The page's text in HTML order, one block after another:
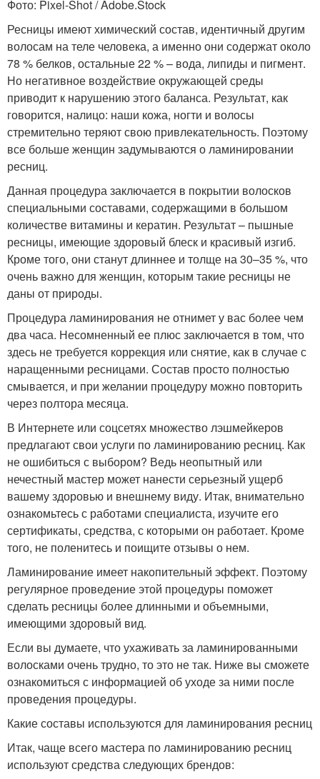
Фото: Pixel-Shot / Adobe.Stock
Ресницы имеют химический состав, идентичный другим
волосам на теле человека, а именно они содержат около
78 % белков, остальные 22 % – вода, липиды и пигмент.
Но негативное воздействие окружающей среды
приводит к нарушению этого баланса. Результат, как
говорится, налицо: наши кожа, ногти и волосы
стремительно теряют свою привлекательность. Поэтому
все больше женщин задумываются о ламинировании
ресниц.
Данная процедура заключается в покрытии волосков
специальными составами, содержащими в большом
количестве витамины и кератин. Результат – пышные
ресницы, имеющие здоровый блеск и красивый изгиб.
Кроме того, они станут длиннее и толще на 30–35 %, что
очень важно для женщин, которым такие ресницы не
даны от природы.
Процедура ламинирования не отнимет у вас более чем
два часа. Несомненный ее плюс заключается в том, что
здесь не требуется коррекция или снятие, как в случае с
наращенными ресницами. Состав просто полностью
смывается, и при желании процедуру можно повторить
через полтора месяца.
В Интернете или соцсетях множество лэшмейкеров
предлагают свои услуги по ламинированию ресниц. Как
не ошибиться с выбором? Ведь неопытный или
нечестный мастер может нанести серьезный ущерб
вашему здоровью и внешнему виду. Итак, внимательно
ознакомьтесь с работами специалиста, изучите его
сертификаты, средства, с которыми он работает. Кроме
того, не поленитесь и поищите отзывы о нем.
Ламинирование имеет накопительный эффект. Поэтому
регулярное проведение этой процедуры поможет
сделать ресницы более длинными и объемными,
имеющими здоровый вид.
Если вы думаете, что ухаживать за ламинированными
волосками очень трудно, то это не так. Ниже вы сможете
ознакомиться с информацией об уходе за ними после
проведения процедуры.
Какие составы используются для ламинирования ресниц
Итак, чаще всего мастера по ламинированию ресниц
используют средства следующих брендов: